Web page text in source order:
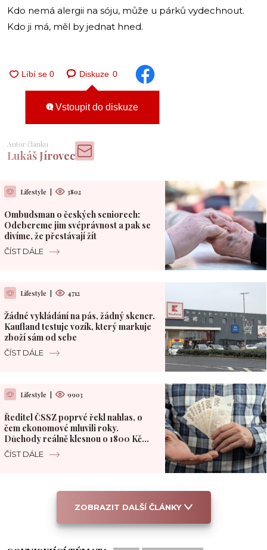
Kdo nemá alergii na sóju, může u párků vydechnout.
Kdo ji má, měl by jednat hned.
Diskuze 0
Vstoupit do diskuze
Autor článku
Lukáš Jírovec
Lifestyle 3802
Ombudsman o českých seniorech:
Odebereme jim svéprávnost a pak se
divíme, že přestávají žít
ČÍST DÁLE
Lifestyle 4712
Žádné vykládání na pás, žádný skener.
Kaufland testuje vozík, který markuje
zboží sám od sebe
ČÍST DÁLE
Lifestyle 9903
Ředitel ČSSZ poprvé řekl nahlas, o
čem ekonomové mluvili roky.
Důchody reálně klesnou o 1800 Kč
měsíčně
ČÍST DÁLE
ZOBRAZIT DALŠÍ ČLÁNKY